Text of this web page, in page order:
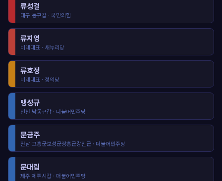
류성걸
대구 동구갑 · 국민의힘
류지영
비례대표 · 새누리당
류호정
비례대표 · 정의당
맹성규
인천 남동구갑 · 더불어민주당
문금주
전남 고흥군보성군장흥군강진군 · 더불어민주당
문대림
제주 제주시갑 · 더불어민주당